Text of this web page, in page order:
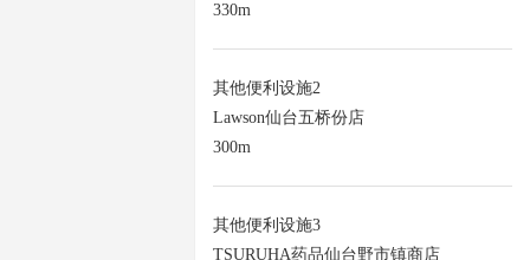
330m
其他便利设施2
Lawson仙台五桥份店
300m
其他便利设施3
TSURUHA药品仙台野市镇商店